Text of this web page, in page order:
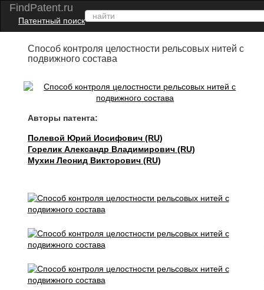
FindPatent.ru
Патентный поиск
Способ контроля целостности рельсовых нитей с
подвижного состава
Авторы патента:
Полевой Юрий Иосифович (RU)
Горелик Александр Владимирович (RU)
Мухин Леонид Викторович (RU)